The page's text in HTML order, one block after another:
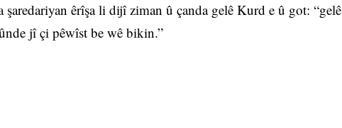
êrîşa li dijî ziman û çanda gelê Kurd e û got: “gelê
jî çi pêwîst be wê bikin.”